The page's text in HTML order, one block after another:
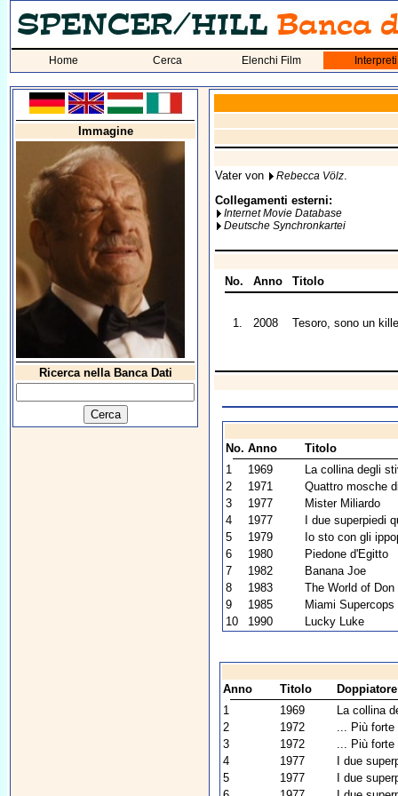
Home Cerca Elenchi Film Interpreti
Immagine
Ricerca nella Banca Dati
Vater von Rebecca Völz.
Collegamenti esterni:
Internet Movie Database
Deutsche Synchronkartei
No. Anno Titolo
1. 2008 Tesoro, sono un
No. Anno
Titolo
1
1969
La collina degli
2
1971
Quattro mosche
3
1977
Mister Miliardo
4
1977
I due superpiedi
5
1979
Io sto con gli
6
1980
Piedone d'Egitto
7
1982
Banana Joe
8
1983
The World of Don
9
1985
Miami
10
1990 Lucky Luke
Anno Titolo
Doppiatore
1
1969
La collina
2
1972
... Più forte
3
1972
... Più forte
4
1977
I due
5
1977
I due